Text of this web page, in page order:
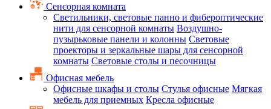
Сенсорная комната
Светильники, световые панно и фибероптические
нити для сенсорной комнаты Воздушно-
пузырьковые панели и колонны Световые
проекторы и зеркальные шары для сенсорной
комнаты Световые столы и песочницы
Офисная мебель
Офисные шкафы и столы Стулья офисные Мягкая
мебель для приемных Кресла офисные